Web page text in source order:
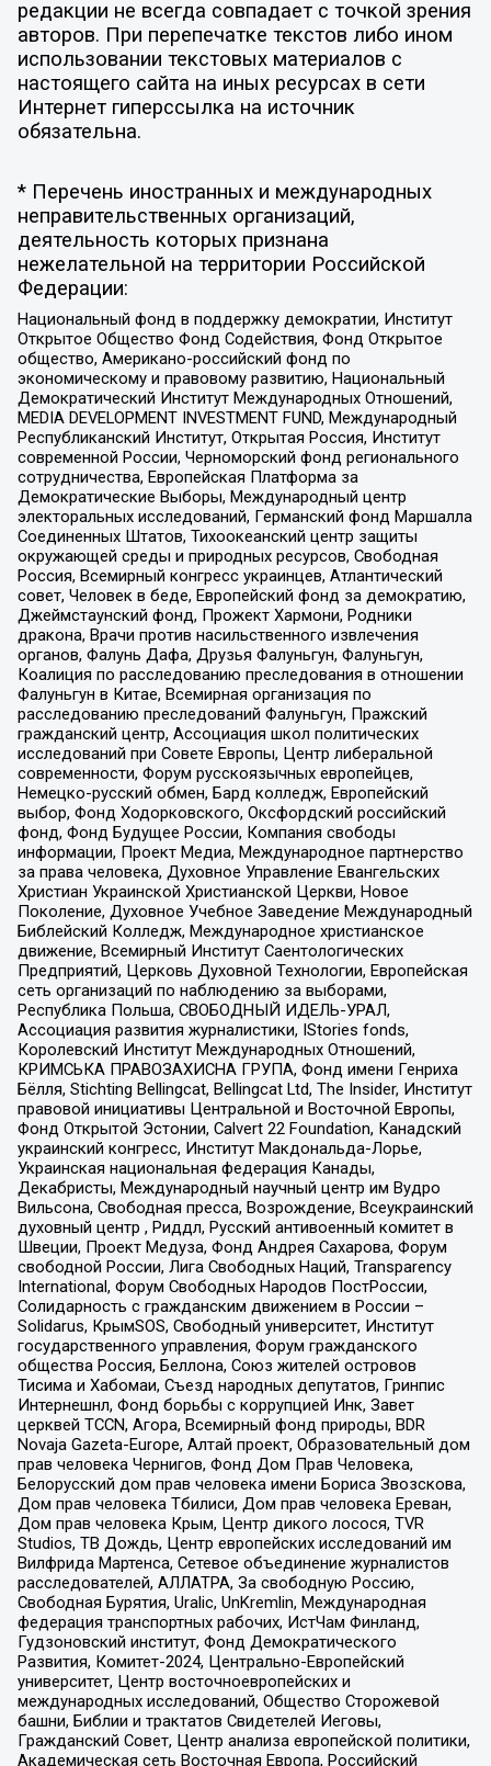
редакции не всегда совпадает с точкой зрения
авторов. При перепечатке текстов либо ином
использовании текстовых материалов с
настоящего сайта на иных ресурсах в сети
Интернет гиперссылка на источник
обязательна.
* Перечень иностранных и международных
неправительственных организаций,
деятельность которых признана
нежелательной на территории Российской
Федерации:
Национальный фонд в поддержку демократии, Институт
Открытое Общество Фонд Содействия, Фонд Открытое
общество, Американо-российский фонд по
экономическому и правовому развитию, Национальный
Демократический Институт Международных Отношений,
MEDIA DEVELOPMENT INVESTMENT FUND, Международный
Республиканский Институт, Открытая Россия, Институт
современной России, Черноморский фонд регионального
сотрудничества, Европейская Платформа за
Демократические Выборы, Международный центр
электоральных исследований, Германский фонд Маршалла
Соединенных Штатов, Тихоокеанский центр защиты
окружающей среды и природных ресурсов, Свободная
Россия, Всемирный конгресс украинцев, Атлантический
совет, Человек в беде, Европейский фонд за демократию,
Джеймстаунский фонд, Прожект Хармони, Родники
дракона, Врачи против насильственного извлечения
органов, Фалунь Дафа, Друзья Фалуньгун, Фалуньгун,
Коалиция по расследованию преследования в отношении
Фалуньгун в Китае, Всемирная организация по
расследованию преследований Фалуньгун, Пражский
гражданский центр, Ассоциация школ политических
исследований при Совете Европы, Центр либеральной
современности, Форум русскоязычных европейцев,
Немецко-русский обмен, Бард колледж, Европейский
выбор, Фонд Ходорковского, Оксфордский российский
фонд, Фонд Будущее России, Компания свободы
информации, Проект Медиа, Международное партнерство
за права человека, Духовное Управление Евангельских
Христиан Украинской Христианской Церкви, Новое
Поколение, Духовное Учебное Заведение Международный
Библейский Колледж, Международное христианское
движение, Всемирный Институт Саентологических
Предприятий, Церковь Духовной Технологии, Европейская
сеть организаций по наблюдению за выборами,
Республика Польша, СВОБОДНЫЙ ИДЕЛЬ-УРАЛ,
Ассоциация развития журналистики, IStories fonds,
Королевский Институт Международных Отношений,
КРИМСЬКА ПРАВОЗАХИСНА ГРУПА, Фонд имени Генриха
Бёлля, Stichting Bellingcat, Bellingcat Ltd, The Insider, Институт
правовой инициативы Центральной и Восточной Европы,
Фонд Открытой Эстонии, Calvert 22 Foundation, Канадский
украинский конгресс, Институт Макдональда-Лорье,
Украинская национальная федерация Канады,
Декабристы, Международный научный центр им Вудро
Вильсона, Свободная пресса, Возрождение, Всеукраинский
духовный центр , Риддл, Русский антивоенный комитет в
Швеции, Проект Медуза, Фонд Андрея Сахарова, Форум
свободной России, Лига Свободных Наций, Transparеncy
International, Форум Свободных Народов ПостРоссии,
Солидарность с гражданским движением в России –
Solidarus, КрымSOS, Свободный университет, Институт
государственного управления, Форум гражданского
общества Россия, Беллона, Союз жителей островов
Тисима и Хабомаи, Съезд народных депутатов, Гринпис
Интернешнл, Фонд борьбы с коррупцией Инк, Завет
церквей TCCN, Агора, Всемирный фонд природы, BDR
Novaja Gazeta-Europe, Алтай проект, Образовательный дом
прав человека Чернигов, Фонд Дом Прав Человека,
Белорусский дом прав человека имени Бориса Звозскова,
Дом прав человека Тбилиси, Дом прав человека Ереван,
Дом прав человека Крым, Центр дикого лосося, TVR
Studios, ТВ Дождь, Центр европейских исследований им
Вилфрида Мартенса, Сетевое объединение журналистов
расследователей, АЛЛАТРА, За свободную Россию,
Свободная Бурятия, Uralic, UnKremlin, Международная
федерация транспортных рабочих, ИстЧам Финланд,
Гудзоновский институт, Фонд Демократического
Развития, Комитет-2024, Центрально-Европейский
университет, Центр восточноевропейских и
международных исследований, Общество Сторожевой
башни, Библии и трактатов Свидетелей Иеговы,
Гражданский Совет, Центр анализа европейской политики,
Академическая сеть Восточная Европа, Российский